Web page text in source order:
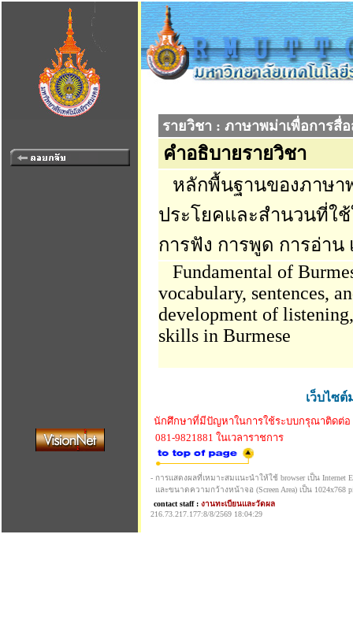
รายวิชา : ภาษาพม่าเพื่อการสื่
คำอธิบายรายวิชา
หลักพื้นฐานของภาษา
ประโยคและสำนวนที่ใ
การฟัง การพูด การอ่า
Fundamental of
vocabulary, sentences,
development of
skills in Burmese
เว็บไซ
นักศึกษาที่มีปัญหาในการใช้ระบบกรุณาติดต่อ
081-9821881 ในเวลาราชการ
- การแสดงผลที่เหมาะสมแนะนำให้ใช้ browser เป็น Internet
และขนาดความกว้างหน้าจอ (Screen Area) เป็น 1024x768
contact staff : งานทะเบียนและวัดผล
216.73.217.177:8/8/2569 18:04:29